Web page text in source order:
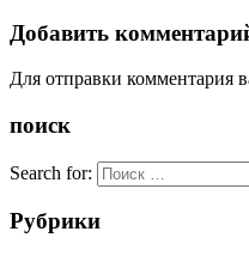
Добавить
Для отправки комментария
поиск
Search for:
Рубрики